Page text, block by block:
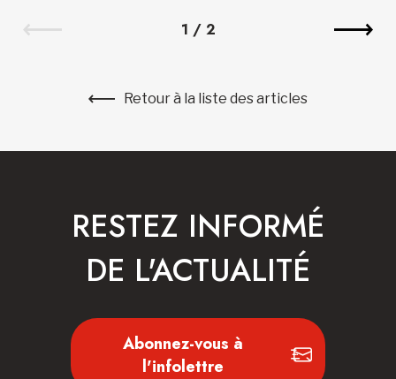
1 / 2
Retour à la liste des articles
RESTEZ INFORMÉ
DE L'ACTUALITÉ
Abonnez-vous à
l'infolettre